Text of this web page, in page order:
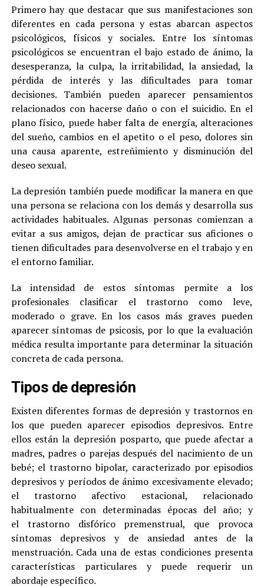
Primero hay que destacar que sus manifestaciones son
diferentes en cada persona y estas abarcan aspectos
psicológicos, físicos y sociales. Entre los síntomas
psicológicos se encuentran el bajo estado de ánimo, la
desesperanza, la culpa, la irritabilidad, la ansiedad, la
pérdida de interés y las dificultades para tomar
decisiones. También pueden aparecer pensamientos
relacionados con hacerse daño o con el suicidio. En el
plano físico, puede haber falta de energía, alteraciones
del sueño, cambios en el apetito o el peso, dolores sin
una causa aparente, estreñimiento y disminución del
deseo sexual.
La depresión también puede modificar la manera en que
una persona se relaciona con los demás y desarrolla sus
actividades habituales. Algunas personas comienzan a
evitar a sus amigos, dejan de practicar sus aficiones o
tienen dificultades para desenvolverse en el trabajo y en
el entorno familiar.
La intensidad de estos síntomas permite a los
profesionales clasificar el trastorno como leve,
moderado o grave. En los casos más graves pueden
aparecer síntomas de psicosis, por lo que la evaluación
médica resulta importante para determinar la situación
concreta de cada persona.
Tipos de depresión
Existen diferentes formas de depresión y trastornos en
los que pueden aparecer episodios depresivos. Entre
ellos están la depresión posparto, que puede afectar a
madres, padres o parejas después del nacimiento de un
bebé; el trastorno bipolar, caracterizado por episodios
depresivos y períodos de ánimo excesivamente elevado;
el trastorno afectivo estacional, relacionado
habitualmente con determinadas épocas del año; y
el trastorno disfórico premenstrual, que provoca
síntomas depresivos y de ansiedad antes de la
menstruación. Cada una de estas condiciones presenta
características particulares y puede requerir un
abordaje específico.